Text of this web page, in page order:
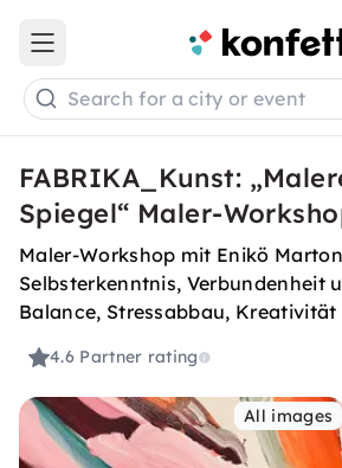
Open main menu
Search for a city or event
FABRIKA_Kunst:
Spiegel“ Maler-
Maler-Workshop mit Enikö
Selbsterkenntnis, Verbundenheit
Balance, Stressabbau, Kreativität
4.6 Partner rating
All images